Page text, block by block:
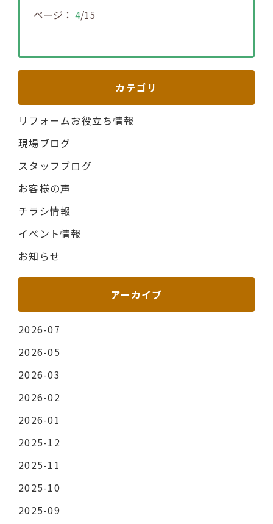
ページ：4/15
カテゴリ
リフォームお役立ち情報
現場ブログ
スタッフブログ
お客様の声
チラシ情報
イベント情報
お知らせ
アーカイブ
2026-07
2026-05
2026-03
2026-02
2026-01
2025-12
2025-11
2025-10
2025-09